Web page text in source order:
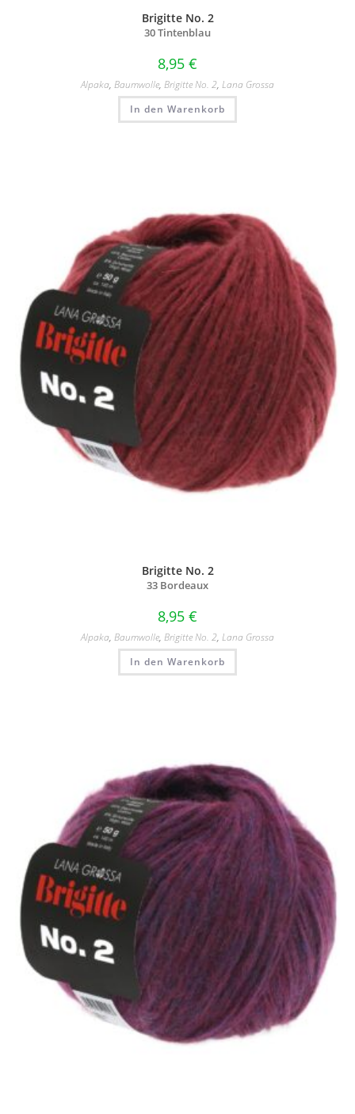
Brigitte No. 2
30 Tintenblau
8,95 €
Alpaka, Baumwolle, Brigitte No. 2, Lana Grossa
In den Warenkorb
Brigitte No. 2
33 Bordeaux
8,95 €
Alpaka, Baumwolle, Brigitte No. 2, Lana Grossa
In den Warenkorb